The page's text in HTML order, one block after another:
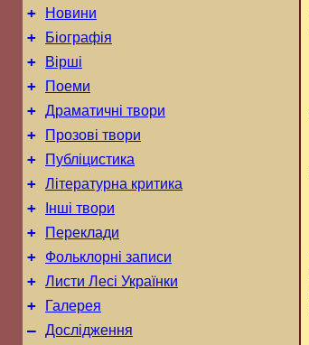
+ Новини
+ Біографія
+ Вірші
+ Поеми
+ Драматичні твори
+ Прозові твори
+ Публіцистика
+ Літературна критика
+ Інші твори
+ Переклади
+ Фольклорні записи
+ Листи Лесі Українки
+ Галерея
– Дослідження